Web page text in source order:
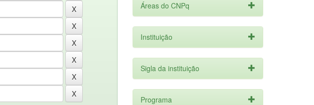
Áreas do CNPq
Instituição
Sigla da instituição
Programa